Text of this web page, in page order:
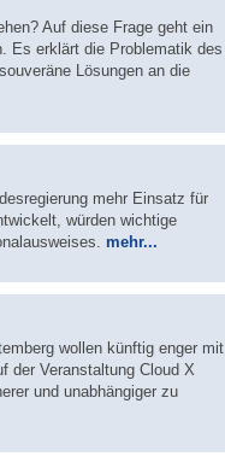
Auf diese Frage geht ein
Es erklärt die Problematik des
Lösungen an die
mehr Einsatz für
würden wichtige
mehr...
wollen künftig enger mit
der Veranstaltung Cloud X
und unabhängiger zu